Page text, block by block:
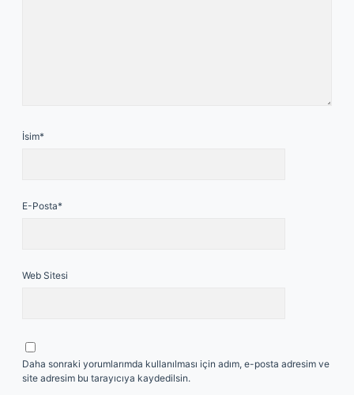
İsim*
E-Posta*
Web Sitesi
Daha sonraki yorumlarımda kullanılması için adım, e-posta adresim ve
site adresim bu tarayıcıya kaydedilsin.